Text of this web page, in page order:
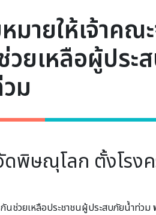
ายให้เจ้าคณ
ยเหลือผู้ประ
ม
พิษณุโลก ตั้งโรง
ช่วยเหลือประชาชนผู้ประสบภัยน้ำท่วม